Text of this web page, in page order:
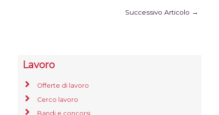
Successivo Articolo →
Lavoro
Offerte di lavoro
Cerco lavoro
Bandi e concorsi